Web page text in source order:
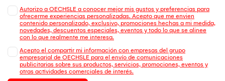
Autorizo a OECHSLE a conocer mejor mis gustos y preferencias para
ofrecerme experiencias personalizadas. Acepto que me envien
contenido personalizado, exclusivo, promociones hechas a mi medida,
novedades, descuentos especiales, eventos y todo lo que se alinee
con lo que realmente me interesa.
Acepto el compartir mi información con empresas del grupo
empresarial de OECHSLE para el envío de comunicaciones
publicitarias sobre sus productos, servicios, promociones, eventos y
otras actividades comerciales de interés.